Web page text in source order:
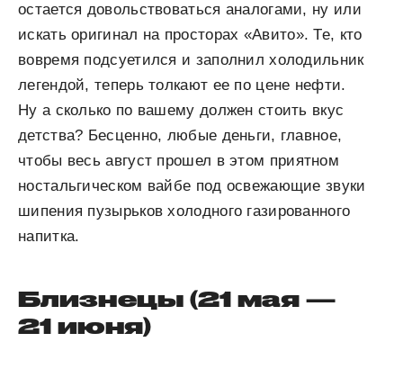
остается довольствоваться аналогами, ну или
искать оригинал на просторах «Авито». Те, кто
вовремя подсуетился и заполнил холодильник
легендой, теперь толкают ее по цене нефти.
Ну а сколько по вашему должен стоить вкус
детства? Бесценно, любые деньги, главное,
чтобы весь август прошел в этом приятном
ностальгическом вайбе под освежающие звуки
шипения пузырьков холодного газированного
напитка.
Близнецы (21 мая —
21 июня)